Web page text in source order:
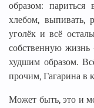
образом:
хлебом, выпивать,
уголёк и всё
собственную жизнь
худшим образом.
прочим, Гагарина в
Может быть, это и